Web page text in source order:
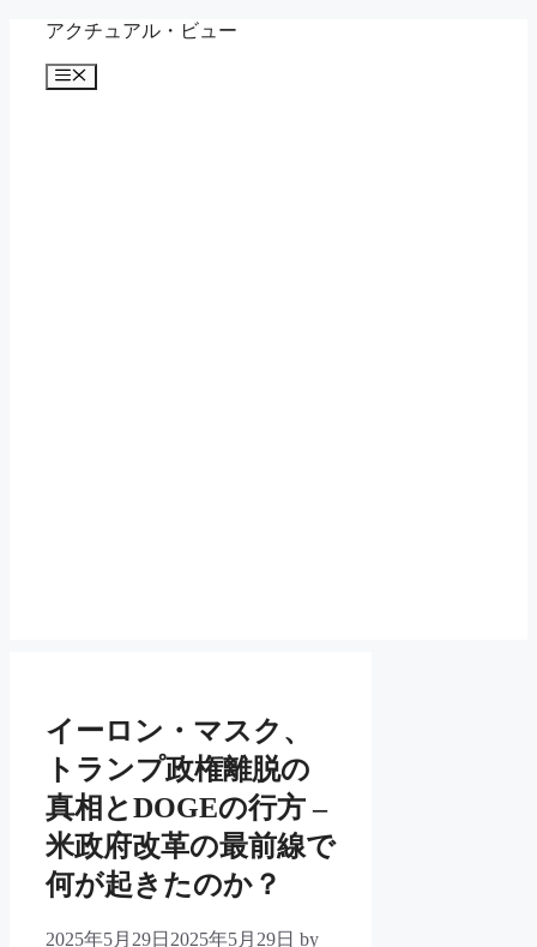
アクチュアル・ビュー
メ
イーロン・マスク、
トランプ政権離脱の
真相とDOGEの行方 –
米政府改革の最前線で
何が起きたのか？
2025年5月29日 2025年5月29日 by